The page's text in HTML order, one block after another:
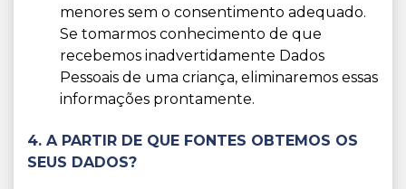
menores sem o consentimento adequado.
Se tomarmos conhecimento de que
recebemos inadvertidamente Dados
Pessoais de uma criança, eliminaremos essas
informações prontamente.
4. A PARTIR DE QUE FONTES OBTEMOS OS
SEUS DADOS?